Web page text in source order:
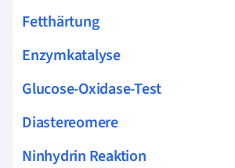
Fetthärtung
Enzymkatalyse
Glucose-Oxidase-Test
Diastereomere
Ninhydrin Reaktion